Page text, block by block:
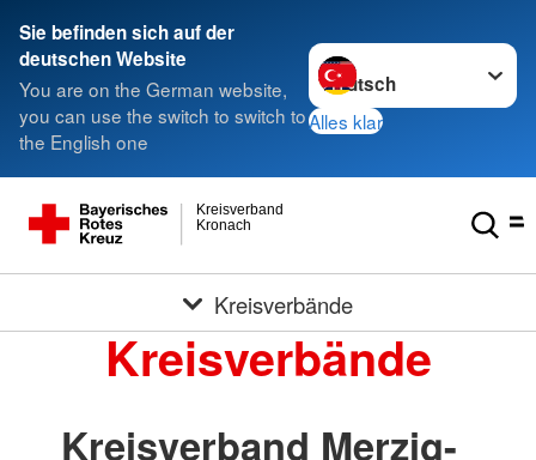
Sie befinden sich auf der
deutschen Website
You are on the German website,
you can use the switch to switch to
the English one
Sprache wechseln zu
Alles klar
Kronach
Kreisverband
Kreisverbände
Kreisverbände
Kreisverband Merzig-